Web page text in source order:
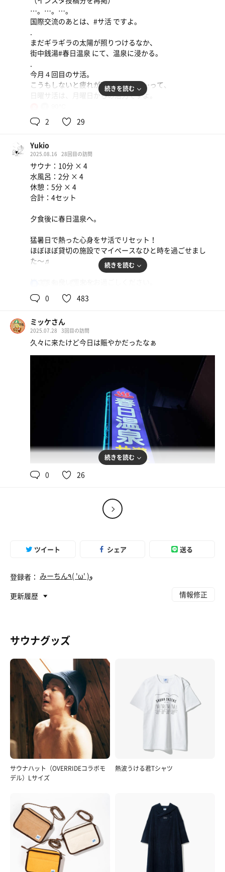
しい✨
ホームの "一本桜"と同じだ♪
熱いけれど痛くない、ちょうどいい感じで
水風呂は広めで２０度くらい
ペットボトルにお持ち帰りするお客さんがいたから、地下
やわらかくて心地よい水風呂だった𓂃 ࣪⊹
休憩は椅子はないので、奥の電気風呂のヘリに壁を背にし
て休ませてもらった
背もたれがあるだけで、とても休まった
窓が自由に開閉できるおかげで、いい風も入ってきたか
ら、とても心地よく過ごせた✽.｡.:*・ﾟ
浴槽のなかに段があって、そこで休憩した際に、この浴槽
どこにも角がなくて、ものすごく身体にフィットする流線
形で、半身浴での休憩がとても心地よかった.。o○
甲突五橋の石工さんくらい素晴らしい！
アジフライとカマンベールチーズ
夫は豪華ディナーだったけれど、わたしは隣のAコープ
…。…。…。
国際交流のあとは、#サ活 ですよ。
.
まだギラギラの太陽が照りつけるなか、
街中銭湯#春日温泉 にて、温泉に浸かる。
.
今月４回目のサ活。
こうもしないと疲れが取れないのか…って、
日曜サ活は、月曜日からの活力ですよ。
こちら春日温泉といえば、なんといっても#薬湯
ガーゼに包まれた漢方が湯に溶け出し、ほんのりと生薬の
.
サウナ室もこれまた良くて、２段で定員６名かな。
ひとり利用のため、上段中央に陣取り、３セット。
ガス式とあって、初回からあまみがすごいことに。
.
水風呂、２１度くらいかな…ぷっかり身体を浮かべられる
.
火曜くらいまでしか持たないんだけどね…🥲
.
とにかくあとは、昼寝も…セットで…ってすれば…
レモリア
料。すっきりとした飲み口。
続きを読む
2 29
Yukio
2025.08.16 28回目の訪問
サウナ：10分 × 4
水風呂：2分 × 4
休憩：5分 × 4
合計：4セット
夕食後に春日温泉へ。
猛暑日で熱った心身をサ活でリセット！
ほぼほぼ貸切の施設でマイペースなひと時を過ごせまし
た〜♬
続きを読む
0 483
ミッケさん
2025.07.28 3回目の訪問
久々に来たけど今日は賑やかだったなぁ
続きを読む
0 26
ツイート シェア 送る
登録者：
みーちん٩( 'ω' )و
更新履歴
情報修正
サウナグッズ
サウナハット（OVERRIDEコラボモ
デル）Lサイズ
熱波うける君Tシャツ